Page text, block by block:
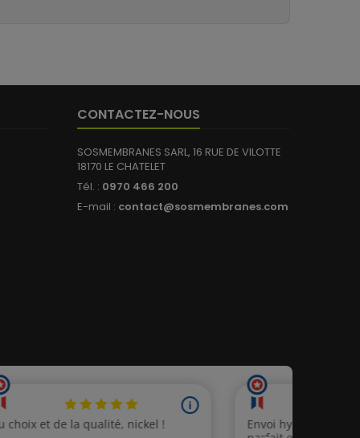
CONTACTEZ-NOUS
SOSMEMBRANES SARL, 16 RUE DE VILOTTE
18170 LE CHATELET
Tél. : 0970 466 200
E-mail : contact@sosmembranes.com